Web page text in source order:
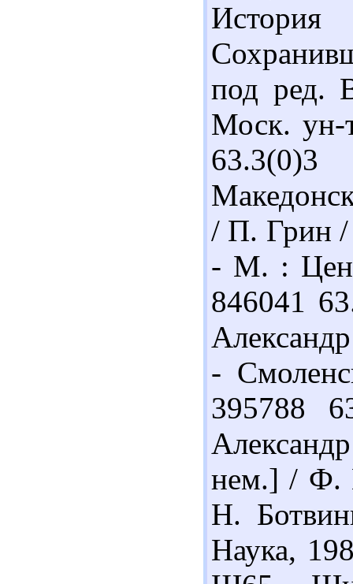
История
под ред.
Моск. ун-
/ П. Грин /
- М. :
846041
-
395788
нем.] / Ф.
Н.
Наука,